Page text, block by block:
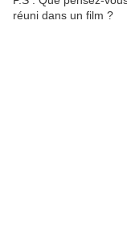
réuni dans un film ?